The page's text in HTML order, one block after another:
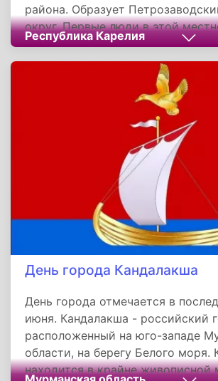
района. Образует
округ. Первые люди в этой
появились несколько тысяч лет
территории города найдено 31-
поселение, возраст самого
Республика Карелия
День города Кандалакша
День города отмечается в
июня. Кандалакша - российский
расположенный на юго-западе
области, на берегу Белого моря.
находится в крайне живописной